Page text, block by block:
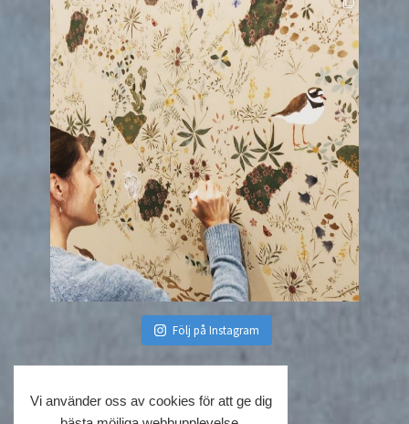
Följ på Instagram
Vi använder oss av cookies för att ge dig